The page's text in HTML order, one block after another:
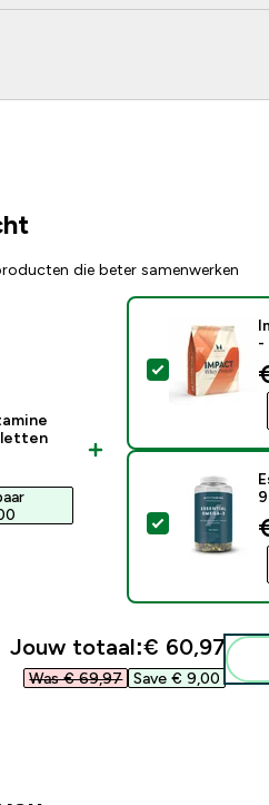
die beter samenwerken
Selecteer
-
Selecteer
Jouw totaal:€ 60,97‎
Was € 69,97‎ Save € 9,00‎